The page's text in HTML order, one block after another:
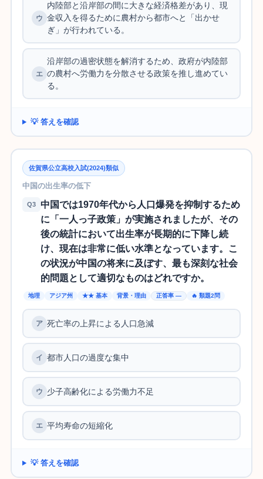
内陸部と沿岸部の間に大きな経済格差があり、現
金収入を得るために農村から都市へと「出かせ
ぎ」が行われている。
沿岸部の過密状態を解消するため、政府が内陸部
の農村へ労働力を分散させる政策を推し進めてい
る。
💡 答えを確認
佐賀県公立高校入試(2024)類似
中国の出生率の低下
Q3
中国では1970年代から人口爆発を抑制するため
に「一人っ子政策」が実施されましたが、その
後の統計において出生率が長期的に下降し続
け、現在は非常に低い水準となっています。こ
の状況が中国の将来に及ぼす、最も深刻な社会
的問題として適切なものはどれですか。
地理 アジア州 ★★ 基本 背景・理由 正答率 — 🔥 類題2問
死亡率の上昇による人口急減
都市人口の過度な集中
少子高齢化による労働力不足
平均寿命の短縮化
💡 答えを確認